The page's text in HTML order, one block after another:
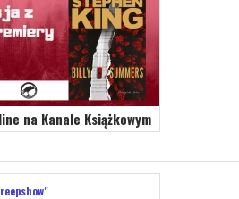
na Kanale Książkowym